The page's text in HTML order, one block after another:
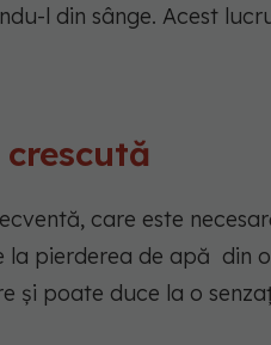
l din sânge. Acest
crescută
care este
la pierderea de apă din
și poate duce la o